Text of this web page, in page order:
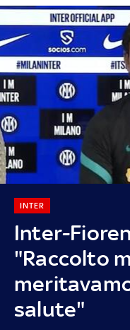
Inter-
"Raccolto
salute"
INTER